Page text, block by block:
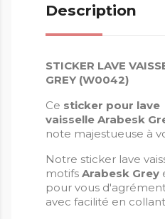
Description
STICKER LAVE
GREY (W0042)
Ce sticker pour lave
vaisselle Arabesk
note majestueuse à
Notre sticker lave
motifs Arabesk Grey
pour vous
avec facilité en